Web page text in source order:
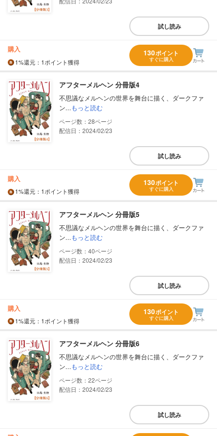
試し読み
購入
1%還元 ：1ポイント獲得
130ポイント
すぐに購入
アフターメルヘン 分冊版4
不思議なメルヘンの世界を舞台に描く、ダークファ
ン...もっと読む
28
配信日：2024/02/23
試し読み
購入
1%還元 ：1ポイント獲得
130ポイント
すぐに購入
アフターメルヘン 分冊版5
不思議なメルヘンの世界を舞台に描く、ダークファ
ン...もっと読む
40
配信日：2024/02/23
試し読み
購入
1%還元 ：1ポイント獲得
130ポイント
すぐに購入
アフターメルヘン 分冊版6
不思議なメルヘンの世界を舞台に描く、ダークファ
ン...もっと読む
22
配信日：2024/02/23
試し読み